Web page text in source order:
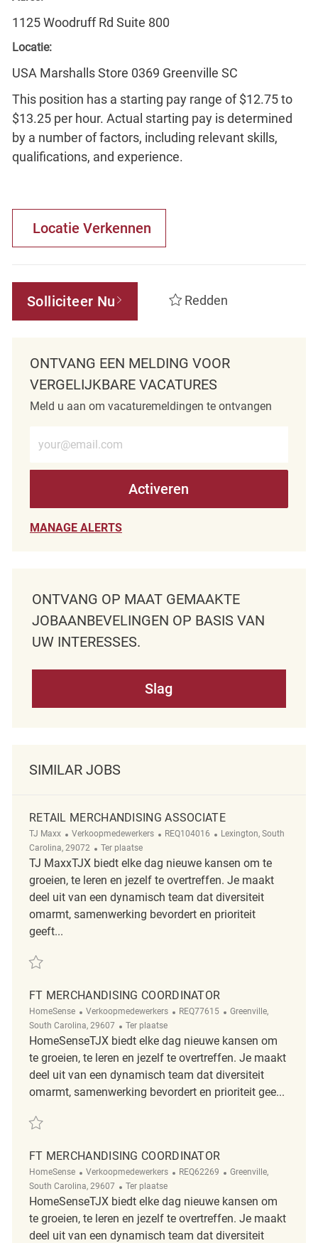
1125 Woodruff Rd Suite 800
Locatie:
USA Marshalls Store 0369 Greenville SC
This position has a starting pay range of $12.75 to
$13.25 per hour. Actual starting pay is determined
by a number of factors, including relevant skills,
qualifications, and experience.
Locatie Verkennen
Solliciteer Nu Redden
ONTVANG EEN MELDING VOOR
VERGELIJKBARE VACATURES
Meld u aan om vacaturemeldingen te ontvangen
Activeren
MANAGE ALERTS
ONTVANG OP MAAT GEMAAKTE
JOBAANBEVELINGEN OP BASIS VAN
UW INTERESSES.
Slag
SIMILAR JOBS
RETAIL MERCHANDISING ASSOCIATE
TJ Maxx Categorie
Verkoopmedewerkers ReqId
REQ104016 Plaats
Lexington, South
Carolina, 29072
Afgelegen
Ter plaatse
TJ MaxxTJX biedt elke dag nieuwe kansen om te
groeien, te leren en jezelf te overtreffen. Je maakt
deel uit van een dynamisch team dat diversiteit
omarmt, samenwerking bevordert en prioriteit
geeft...
Redden Retail Merchandising Associate REQ104016
FT MERCHANDISING COORDINATOR
HomeSense Categorie
Verkoopmedewerkers ReqId
REQ77615 Plaats
Greenville,
South Carolina, 29607
Afgelegen
Ter plaatse
HomeSenseTJX biedt elke dag nieuwe kansen om
te groeien, te leren en jezelf te overtreffen. Je maakt
deel uit van een dynamisch team dat diversiteit
omarmt, samenwerking bevordert en prioriteit gee...
Redden FT Merchandising Coordinator REQ77615
FT MERCHANDISING COORDINATOR
HomeSense Categorie
Verkoopmedewerkers ReqId
REQ62269 Plaats
Greenville,
South Carolina, 29607
Afgelegen
Ter plaatse
HomeSenseTJX biedt elke dag nieuwe kansen om
te groeien, te leren en jezelf te overtreffen. Je maakt
deel uit van een dynamisch team dat diversiteit